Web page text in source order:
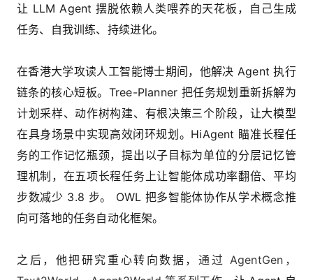
让 LLM Agent 摆脱依赖人类喂养的天花板，自己生成
任务、自我训练、持续进化。
在香港大学攻读人工智能博士期间，他解决 Agent 执行
链条的核心短板。Tree-Planner 把任务规划重新拆解为
计划采样、动作树构建、有根决策三个阶段，让大模型
在具身场景中实现高效闭环规划。HiAgent 瞄准长程任
务的工作记忆瓶颈，提出以子目标为单位的分层记忆管
理机制，在五项长程任务上让智能体成功率翻倍、平均
步数减少 3.8 步。 OWL 把多智能体协作从学术概念推
向可落地的任务自动化框架。
之后，他把研究重心转向数据，通过 AgentGen，